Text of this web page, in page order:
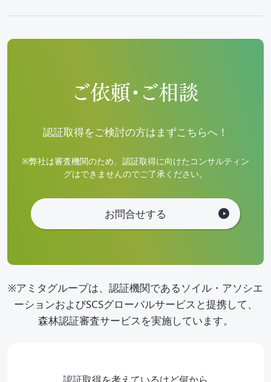
ご依頼・ご相談
認証取得をご検討の方はまずこちらへ！
※弊社は審査機関のため、認証取得に向けたコンサルティン
グはできませんのでご了承ください。
お問合せする
※アミタグループは、認証機関であるソイル・アソシエ
ーションおよびSCSグローバルサービスと提携して、
森林認証審査サービスを実施しています。